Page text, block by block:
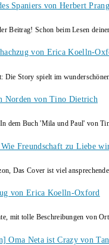
Spaniers von Herbert
Beitrag! Schon beim Lesen
von Erica Koelln-
Die Story spielt im
Norden von Tino Dietrich
dem Buch 'Mila und Paul' von
Freundschaft zu Liebe
Das Cover ist viel
von Erica Koelln-Oxford
mit tolle Beschreibungen von
Oma Neta ist Crazy von